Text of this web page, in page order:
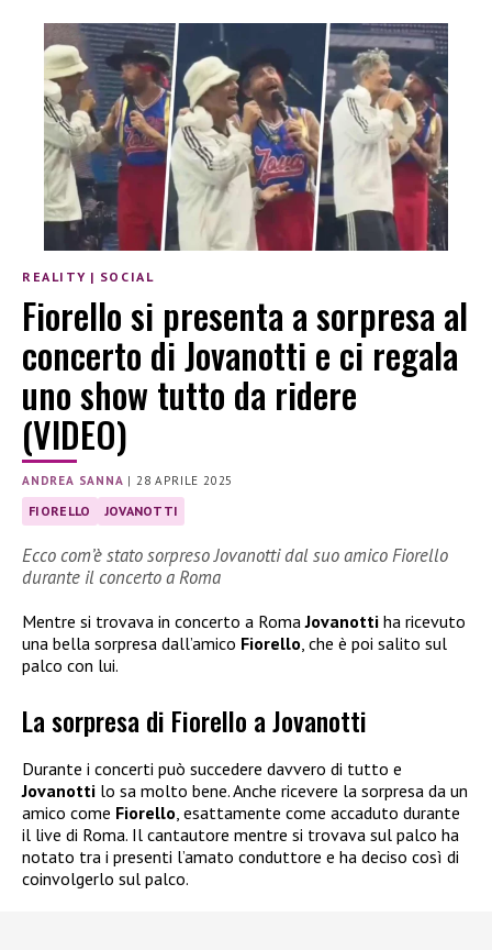
REALITY | SOCIAL
⁩Fiorello si presenta a sorpresa al
concerto di Jovanotti e ci regala
uno show tutto da ridere
(VIDEO)
ANDREA SANNA | 28 APRILE 2025
FIORELLO JOVANOTTI
Ecco com’è stato sorpreso Jovanotti dal suo amico Fiorello
durante il concerto a Roma
Mentre si trovava in concerto a RomaJovanotti ha ricevuto
una bella sorpresa dall’amico Fiorello , che è poi salito sul
palco con lui.
La sorpresa di Fiorello a Jovanotti
Durante i concerti può succedere davvero di tutto e
Jovanotti lo sa molto bene. Anche ricevere la sorpresa da un
amico come Fiorello , esattamente come accaduto durante
il live di Roma. Il cantautore mentre si trovava sul palco ha
notato tra i presenti l’amato conduttore e ha deciso così di
coinvolgerlo sul palco.